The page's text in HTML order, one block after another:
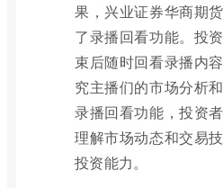
果，兴业证券华商期
了录播回看功能。投
束后随时回看录播内
究主播们的市场分析
录播回看功能，投资
理解市场动态和交易
投资能力。